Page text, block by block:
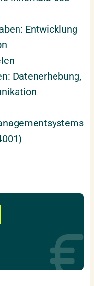
Entwicklung
Datenerhebung,